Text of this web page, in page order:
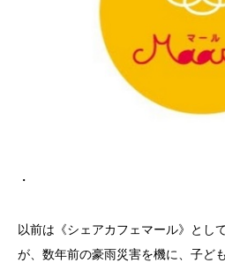
・
以前は《シェアカフェマール》とし
が、数年前の豪雨災害を機に、子ど